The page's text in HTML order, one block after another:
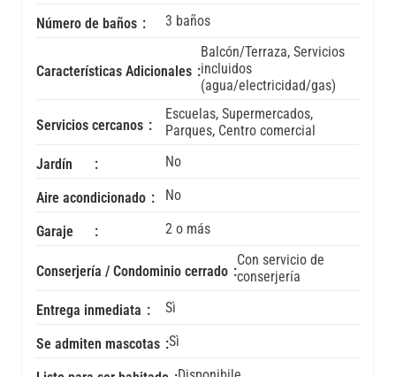
Número de baños 3 baños
Características Adicionales
Balcón/Terraza, Servicios
incluidos
(agua/electricidad/gas)
Servicios cercanos
Escuelas, Supermercados,
Parques, Centro comercial
Jardín
No
Aire acondicionado No
Garaje 2 o más
Conserjería / Condominio cerrado
Con servicio de
conserjería
Entrega inmediata
Sì
Se admiten mascotas Sì